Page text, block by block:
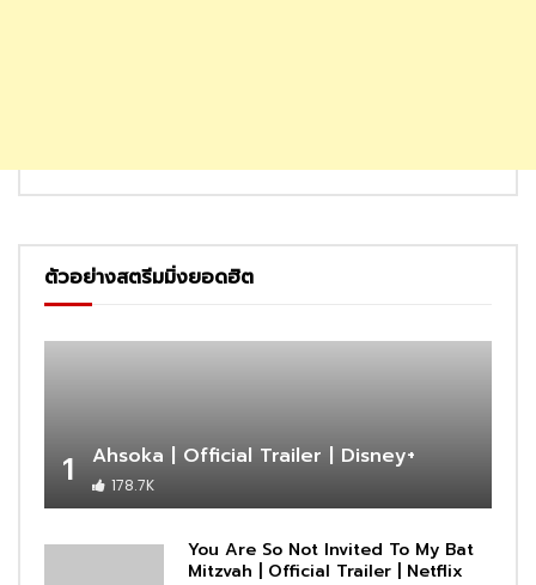
ตัวอย่างสตรีมมิ่งยอดฮิต
1 Ahsoka | Official Trailer | Disney+
178.7K
You Are So Not Invited To My Bat
Mitzvah | Official Trailer | Netflix